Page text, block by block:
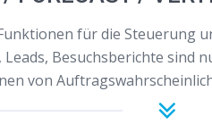
für die Steuerung
Besuchsberichte sind
von